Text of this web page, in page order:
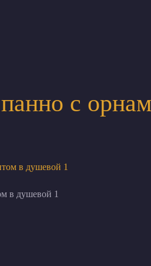
с
в душевой 1